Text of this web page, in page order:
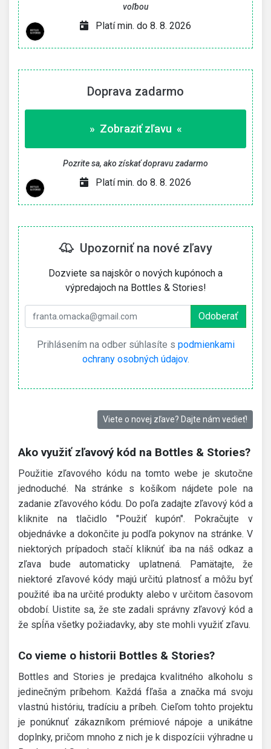
voľbou
Platí min. do 8. 8. 2026
Doprava zadarmo
» Zobraziť zľavu «
Pozrite sa, ako získať dopravu zadarmo
Platí min. do 8. 8. 2026
Upozorniť na nové zľavy
Dozviete sa najskôr o nových kupónoch a
výpredajoch na Bottles & Stories!
Prihlásením na odber súhlasíte s podmienkami
ochrany osobných údajov.
Viete o novej zľave? Dajte nám vedieť!
Ako využiť zľavový kód na Bottles & Stories?
Použitie zľavového kódu na tomto webe je skutočne
jednoduché. Na stránke s košíkom nájdete pole na
zadanie zľavového kódu. Do poľa zadajte zľavový kód a
kliknite na tlačidlo "Použiť kupón". Pokračujte v
objednávke a dokončite ju podľa pokynov na stránke. V
niektorých prípadoch stačí kliknúť iba na náš odkaz a
zľava bude automaticky uplatnená. Pamätajte, že
niektoré zľavové kódy majú určitú platnosť a môžu byť
použité iba na určité produkty alebo v určitom časovom
období. Uistite sa, že ste zadali správny zľavový kód a
že spĺňa všetky požiadavky, aby ste mohli využiť zľavu.
Co vieme o historii Bottles & Stories?
Bottles and Stories je predajca kvalitného alkoholu s
jedinečným príbehom. Každá fľaša a značka má svoju
vlastnú históriu, tradíciu a príbeh. Cieľom tohto projektu
je ponúknuť zákazníkom prémiové nápoje a unikátne
doplnky, pričom mnoho z nich je k dispozícii výhradne u